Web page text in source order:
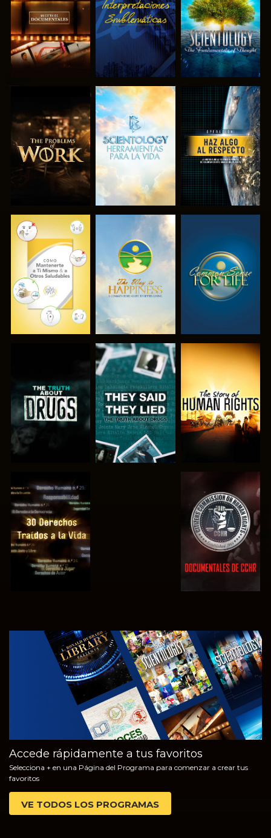
SERIES SERIES
EXPLORA LAS
SERIES
EXPLORA LAS
SERIES
VE
VE VE VE
VE VE
VE VE
VE
EXPLORA LAS
SERIES
Accede rápidamente a tus favoritos
Selecciona + en una Página del Programa para comenzar a crear tus
favoritos
VE TODOS LOS PROGRAMAS